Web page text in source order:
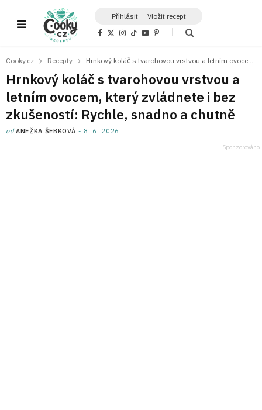
Přihlásit Vložit recept
F
b
o
k
X
i
t
e
r
)
I
a
r
a
m
T
o
Y
u
e
P
e
e
s
Cooky.cz Recepty
Hrnkový koláč s tvarohovou vrstvou a
letním ovocem, který zvládnete i bez
zkušeností: Rychle, snadno a chutně
odANEŽKA ŠEBKOVÁ 8. 6. 2026